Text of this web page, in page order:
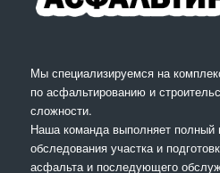
Мы специализируемся на
по асфальтированию и
сложности.
Наша команда выполняет полный
обследования участка и
асфальта и последующего